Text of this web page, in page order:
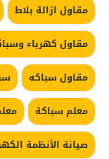
مقاول ازالة بلاط
مقاول كهرباء
مقاول سباكه
معلم سباكة
صيانة الأنظمة